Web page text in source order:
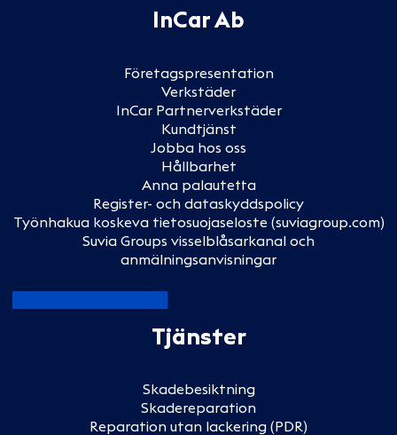
InCar Ab
Företagspresentation
Verkstäder
InCar Partnerverkstäder
Kundtjänst
Jobba hos oss
Hållbarhet
Anna palautetta
Register- och dataskyddspolicy
Työnhakua koskeva tietosuojaseloste (suviagroup.com)
Suvia Groups visselblåsarkanal och
anmälningsanvisningar
Tjänster
Skadebesiktning
Skadereparation
Reparation utan lackering (PDR)